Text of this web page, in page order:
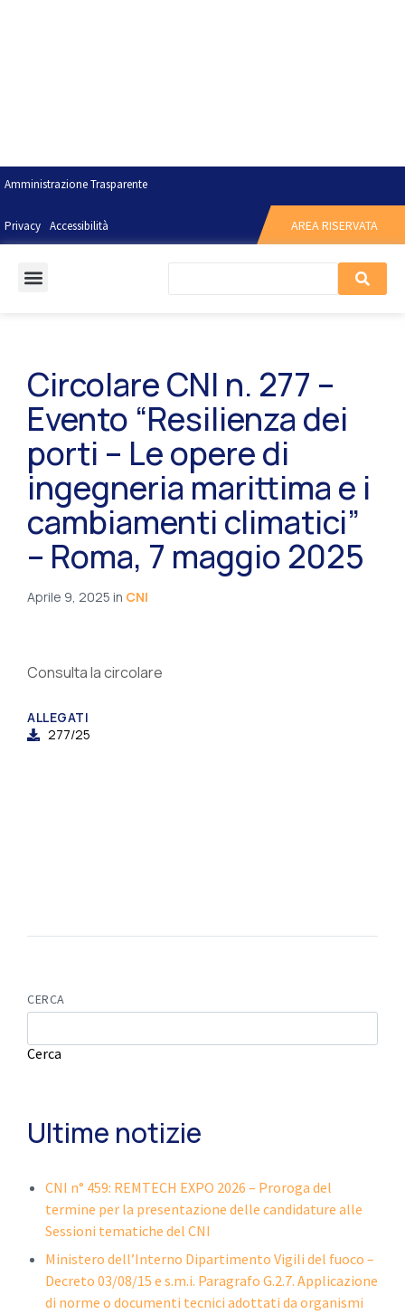
Amministrazione Trasparente
Privacy Accessibilità AREA RISERVATA
Circolare CNI n. 277 –
Evento “Resilienza dei
porti – Le opere di
ingegneria marittima e i
cambiamenti climatici”
– Roma, 7 maggio 2025
Aprile 9, 2025 in CNI
Consulta la circolare
ALLEGATI
277/25
CERCA
Cerca
Ultime notizie
CNI n° 459: REMTECH EXPO 2026 – Proroga del
termine per la presentazione delle candidature alle
Sessioni tematiche del CNI
Ministero dell’Interno Dipartimento Vigili del fuoco –
Decreto 03/08/15 e s.m.i. Paragrafo G.2.7. Applicazione
di norme o documenti tecnici adottati da organismi